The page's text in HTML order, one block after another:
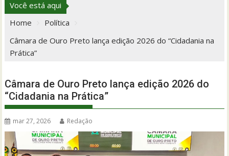
Você está aqui
Home
Política
Câmara de Ouro Preto lança edição 2026 do “Cidadania na
Prática”
Câmara de Ouro Preto lança edição 2026 do
“Cidadania na Prática”
mar 27, 2026 Redação